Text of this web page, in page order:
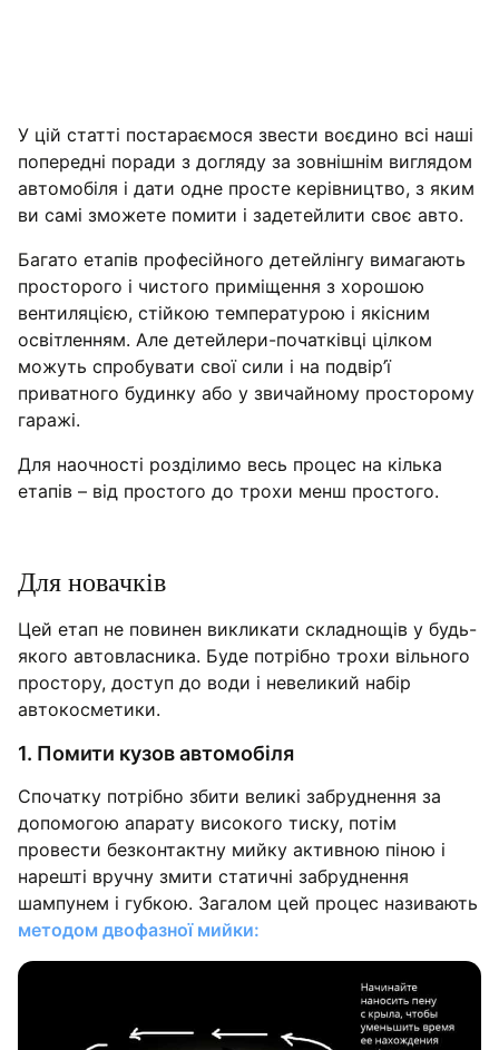
У цій статті постараємося звести воєдино всі наші
попередні поради з догляду за зовнішнім виглядом
автомобіля і дати одне просте керівництво, з яким
ви самі зможете помити і задетейлити своє авто.
Багато етапів професійного детейлінгу вимагають
просторого і чистого приміщення з хорошою
вентиляцією, стійкою температурою і якісним
освітленням. Але детейлери-початківці цілком
можуть спробувати свої сили і на подвір’ї
приватного будинку або у звичайному просторому
гаражі.
Для наочності розділимо весь процес на кілька
етапів – від простого до трохи менш простого.
Для новачків
Цей етап не повинен викликати складнощів у будь-
якого автовласника. Буде потрібно трохи вільного
простору, доступ до води і невеликий набір
автокосметики.
1. Помити кузов автомобіля
Спочатку потрібно збити великі забруднення за
допомогою апарату високого тиску, потім
провести безконтактну мийку активною піною і
нарешті вручну змити статичні забруднення
шампунем і губкою. Загалом цей процес називають
методом двофазної мийки: